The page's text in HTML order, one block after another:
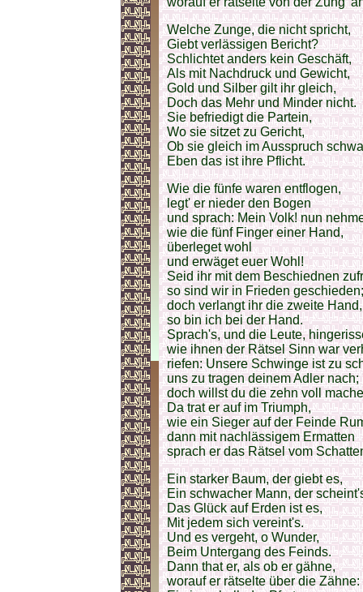
Welche Zunge, die nicht spricht,
Giebt verlässigen Bericht?
Schlichtet anders kein Geschäft,
Als mit Nachdruck und Gewicht,
Gold und Silber gilt ihr gleich,
Doch das Mehr und Minder nicht.
Sie befriedigt die Partein,
Wo sie sitzet zu Gericht,
Ob sie gleich im Ausspruch
Eben das ist ihre Pflicht.
Wie die fünfe waren entflogen,
legt' er nieder den Bogen
und sprach: Mein Volk! nun
wie die fünf Finger einer Hand,
überleget wohl
und erwäget euer Wohl!
Seid ihr mit dem Beschiednen
so sind wir in Frieden geschieden;
doch verlangt ihr die zweite Hand,
so bin ich bei der Hand.
Sprach's, und die Leute,
wie ihnen der Rätsel Sinn war
riefen: Unsere Schwinge ist zu
uns zu tragen deinem Adler nach;
doch willst du die zehn voll
Da trat er auf im Triumph,
wie ein Sieger auf der Feinde
dann mit nachlässigem Ermatten
sprach er das Rätsel vom
Ein starker Baum, der giebt es,
Ein schwacher Mann, der
Das Glück auf Erden ist es,
Mit jedem sich vereint's.
Und es vergeht, o Wunder,
Beim Untergang des Feinds.
Dann that er, als ob er gähne,
worauf er rätselte über die Zähne: